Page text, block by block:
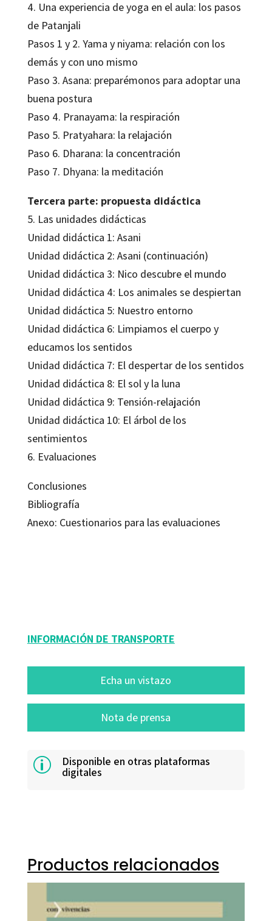
4. Una experiencia de yoga en el aula: los pasos
de Patanjali
Pasos 1 y 2. Yama y niyama: relación con los
demás y con uno mismo
Paso 3. Asana: preparémonos para adoptar una
buena postura
Paso 4. Pranayama: la respiración
Paso 5. Pratyahara: la relajación
Paso 6. Dharana: la concentración
Paso 7. Dhyana: la meditación
Tercera parte: propuesta didáctica
5. Las unidades didácticas
Unidad didáctica 1: Asani
Unidad didáctica 2: Asani (continuación)
Unidad didáctica 3: Nico descubre el mundo
Unidad didáctica 4: Los animales se despiertan
Unidad didáctica 5: Nuestro entorno
Unidad didáctica 6: Limpiamos el cuerpo y
educamos los sentidos
Unidad didáctica 7: El despertar de los sentidos
Unidad didáctica 8: El sol y la luna
Unidad didáctica 9: Tensión-relajación
Unidad didáctica 10: El árbol de los
sentimientos
6. Evaluaciones
Conclusiones
Bibliografía
Anexo: Cuestionarios para las evaluaciones
INFORMACIÓN DE TRANSPORTE
Echa un vistazo
Nota de prensa
p Disponible en otras plataformas
digitales
Productos relacionados